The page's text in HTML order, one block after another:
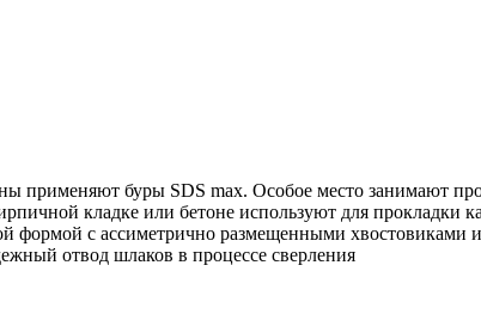
применяют буры SDS max. Особое место занимают
кладке или бетоне используют для прокладки
формой с ассиметрично размещенными хвостовиками
отвод шлаков в процессе сверления